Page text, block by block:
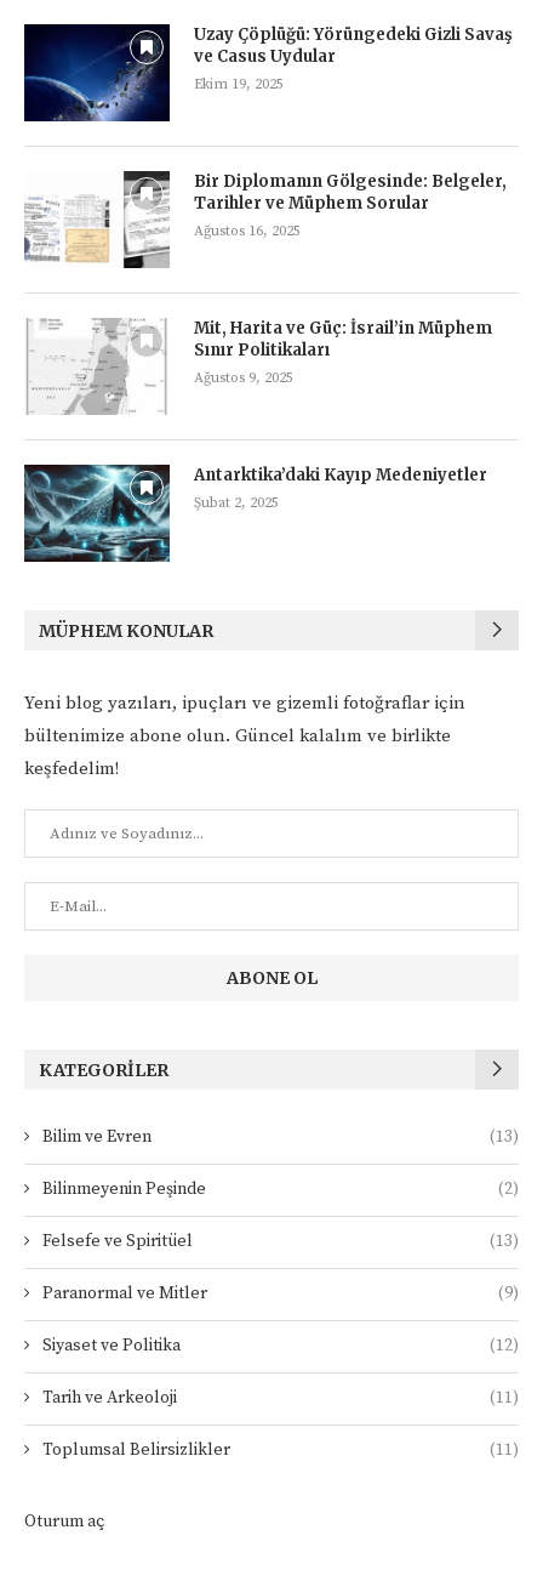
Uzay Çöplüğü: Yörüngedeki Gizli Savaş
ve Casus Uydular
Ekim 19, 2025
Bir Diplomanın Gölgesinde: Belgeler,
Tarihler ve Müphem Sorular
Ağustos 16, 2025
Mit, Harita ve Güç: İsrail’in Müphem
Sınır Politikaları
Ağustos 9, 2025
Antarktika’daki Kayıp Medeniyetler
Şubat 2, 2025
MÜPHEM KONULAR
Yeni blog yazıları, ipuçları ve gizemli fotoğraflar için
bültenimize abone olun. Güncel kalalım ve birlikte
keşfedelim!
KATEGORILER
Bilim ve Evren (13)
Bilinmeyenin Peşinde (2)
Felsefe ve Spiritüel (13)
Paranormal ve Mitler (9)
Siyaset ve Politika (12)
Tarih ve Arkeoloji (11)
Toplumsal Belirsizlikler (11)
Oturum aç